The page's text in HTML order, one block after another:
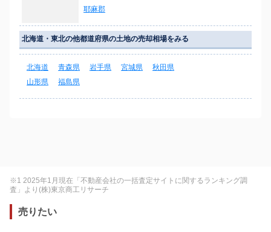
耶麻郡
北海道・東北の他都道府県の土地の売却相場をみる
北海道 青森県 岩手県 宮城県
秋田県
山形県
福島県
※1 2025年1月現在「不動産会社の一括査定サイトに関するランキング調
査」より(株)東京商工リサーチ
売りたい